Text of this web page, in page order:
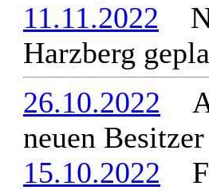
11.11.2022
Harzberg
26.10.2022
neuen Besitzer
15.10.2022